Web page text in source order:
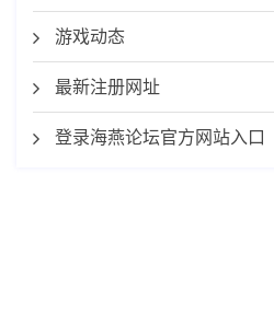
游戏动态
最新注册网址
登录海燕论坛官方网站入口